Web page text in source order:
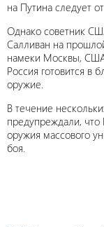
на Путина следует
Однако советник
Салливан на
намеки Москвы, США
Россия готовится в
оружие.
В течение
предупреждали,
оружия массового
боя.